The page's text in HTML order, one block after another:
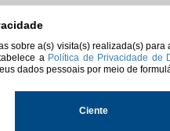
sobre a(s) visita(s) realizada(s)
a Política de Privacidade de
dados pessoais por meio de
Ciente